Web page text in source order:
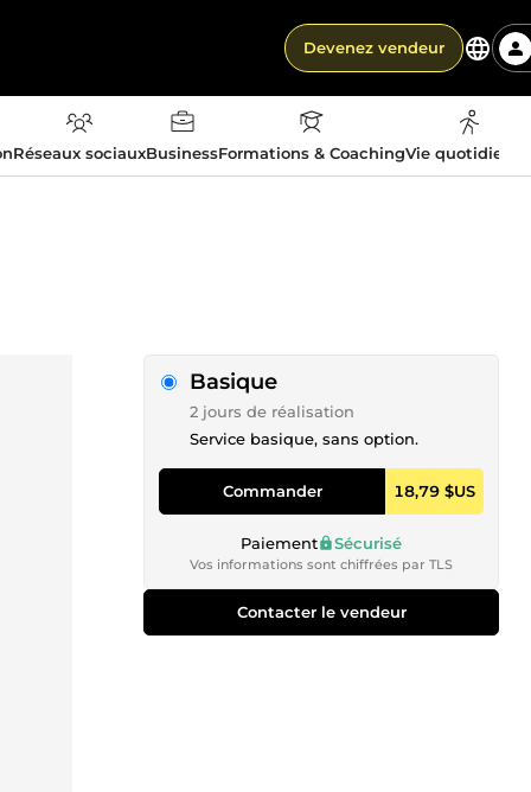
Devenez vendeur
Réseaux sociauxBusinessFormations & CoachingVie
Basique
2 jours de réalisation
Service basique, sans option.
Commander 18,79 $US
Paiement Sécurisé
Vos informations sont chiffrées par TLS
Contacter le vendeur